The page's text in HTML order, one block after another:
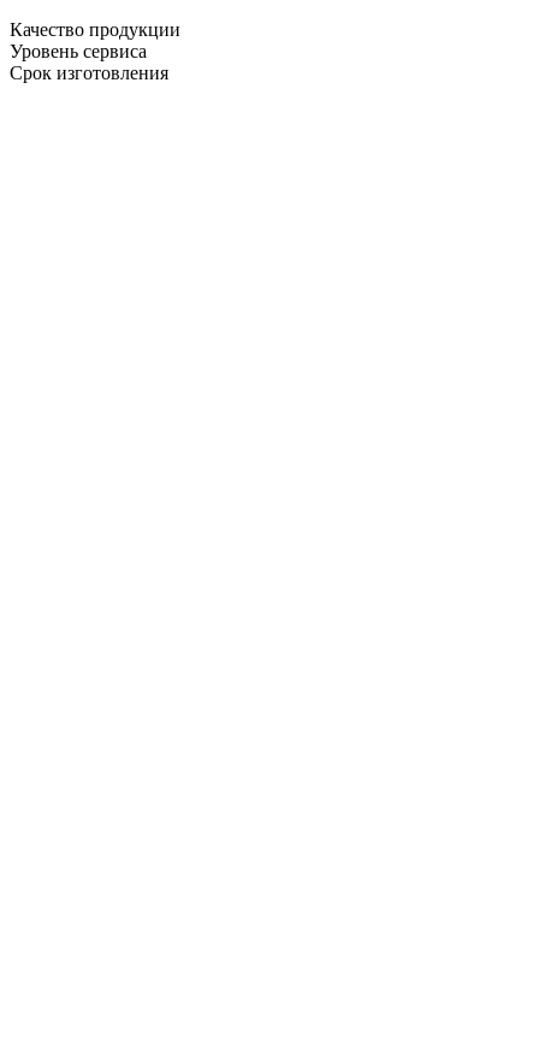
Качество продукции
Уровень сервиса
Срок изготовления